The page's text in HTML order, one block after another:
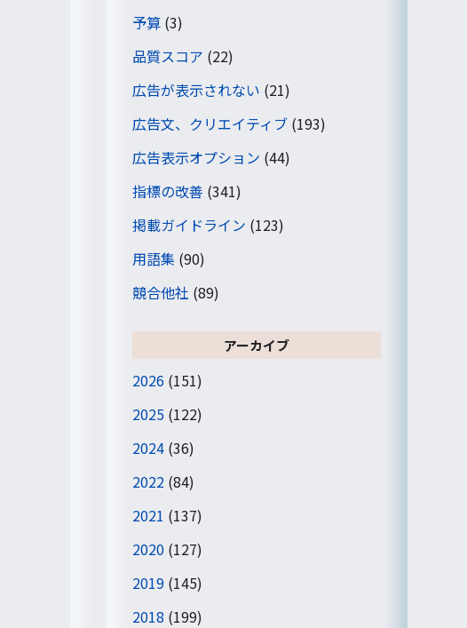
予算(3)
品質スコア (22)
広告が表示されない (21)
広告文、クリエイティブ(193)
広告表示オプション (44)
指標の改善 (341)
掲載ガイドライン (123)
用語集 (90)
競合他社 (89)
アーカイブ
2026(151)
2025(122)
2024(36)
2022(84)
2021 (137)
2020(127)
2019(145)
2018 (199)